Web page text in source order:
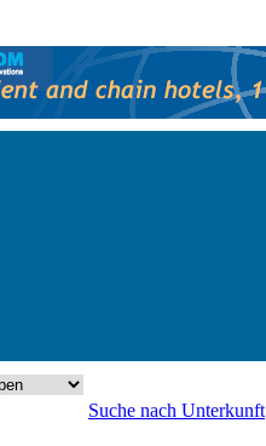
Suche nach Unterkunft